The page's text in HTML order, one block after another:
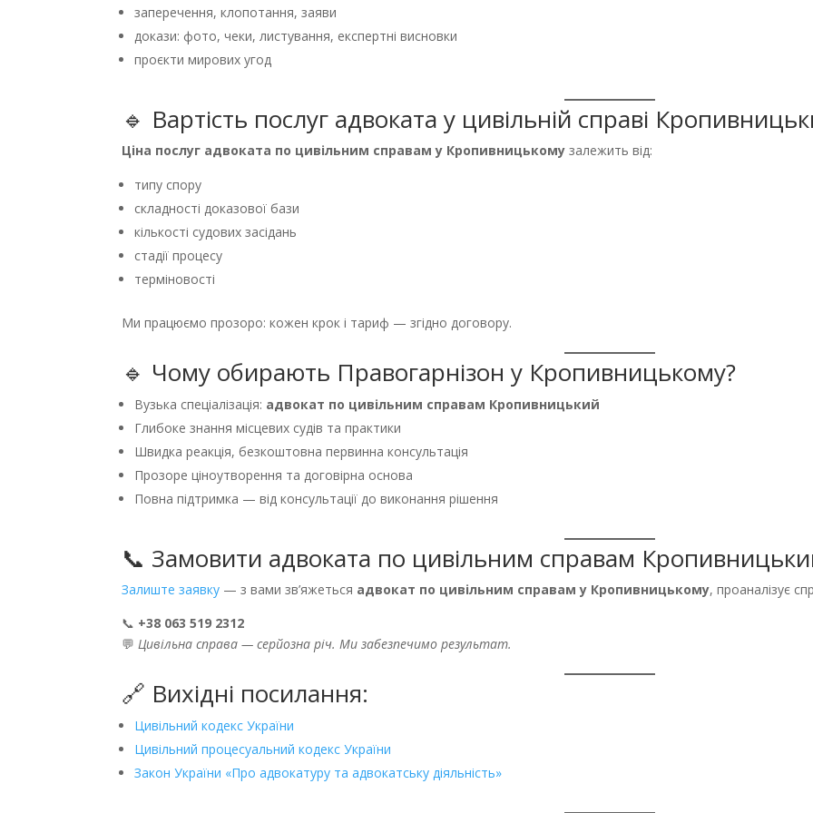
заперечення, клопотання, заяви
докази: фото, чеки, листування, експертні висновки
проєкти мирових угод
🔹 Вартість послуг адвоката у цивільній справі
Ціна послуг адвоката по цивільним справам у Кропивницькому залежить від:
типу спору
складності доказової бази
кількості судових засідань
стадії процесу
терміновості
Ми працюємо прозоро: кожен крок і тариф — згідно договору.
🔹 Чому обирають Правогарнізон у Кропивницькому?
Вузька спеціалізація: адвокат по цивільним справам Кропивницький
Глибоке знання місцевих судів та практики
Швидка реакція, безкоштовна первинна консультація
Прозоре ціноутворення та договірна основа
Повна підтримка — від консультації до виконання рішення
📞 Замовити адвоката по цивільним справам
Залиште заявку — з вами зв’яжеться адвокат по цивільним справам у Кропивницькому, проаналізує
📞 +38 063 519 2312
💬Цивільна справа — серйозна річ. Ми забезпечимо результат.
🔗 Вихідні посилання:
Цивільний кодекс України
Цивільний процесуальний кодекс України
Закон України «Про адвокатуру та адвокатську діяльність»